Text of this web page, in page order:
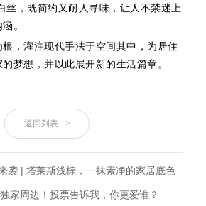
丝，既简约又耐人寻味，让人不禁迷上
。
，灌注现代手法于空间其中，为居住
梦想，并以此展开新的生活篇章。
返回列表 >
袭 | 塔莱斯浅棕，一抹素净的家居底色
家周边！投票告诉我，你更爱谁？